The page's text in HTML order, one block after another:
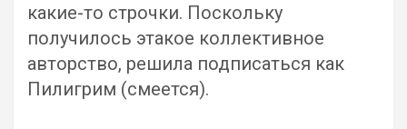
какие-то строчки. Поскольку
получилось этакое коллективное
авторство, решила подписаться как
Пилигрим (смеется).